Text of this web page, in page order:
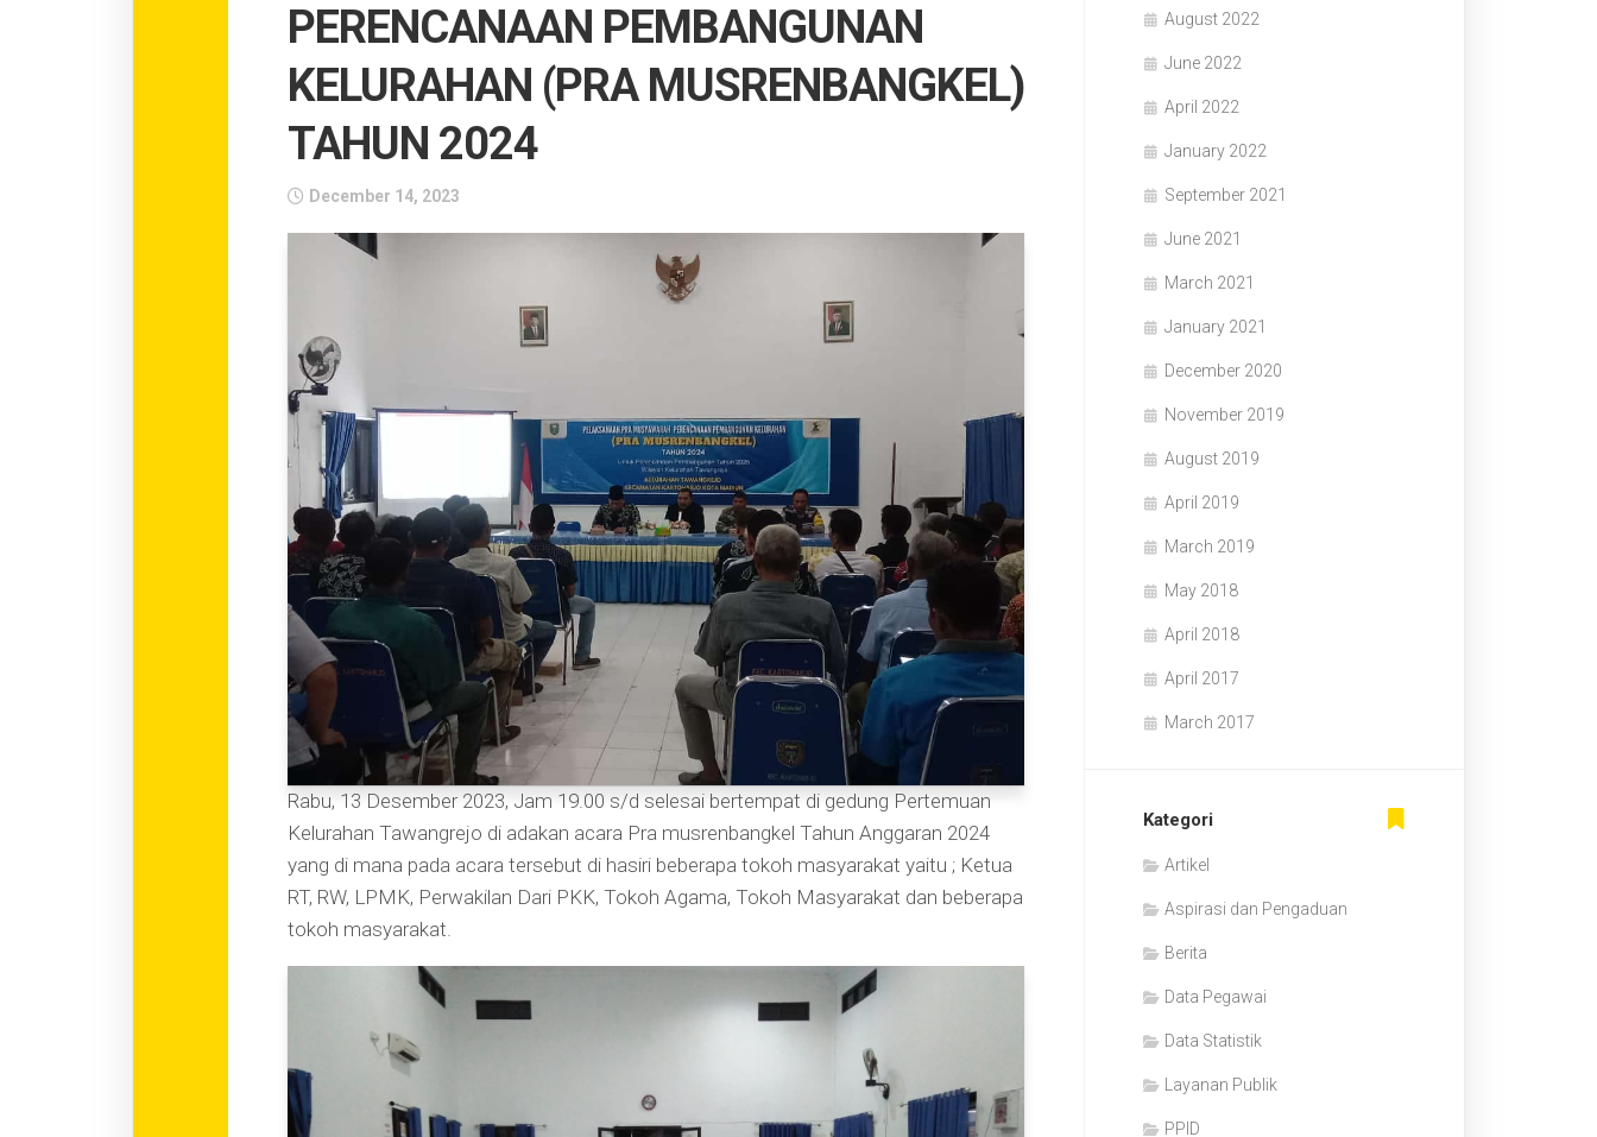
PERENCANAAN PEMBANGUNAN
KELURAHAN (PRA MUSRENBANGKEL)
TAHUN 2024
December 14, 2023
Rabu, 13 Desember 2023, Jam 19.00 s/d selesai bertempat di gedung Pertemuan
Kelurahan Tawangrejo di adakan acara Pra musrenbangkel Tahun Anggaran 2024
yang di mana pada acara tersebut di hasiri beberapa tokoh masyarakat yaitu ; Ketua
RT, RW, LPMK, Perwakilan Dari PKK, Tokoh Agama, Tokoh Masyarakat dan beberapa
tokoh masyarakat.
August 2022
June 2022
April 2022
January 2022
September 2021
June 2021
March 2021
January 2021
December 2020
November 2019
August 2019
April 2019
March 2019
May 2018
April 2018
April 2017
March 2017
Kategori
Artikel
Aspirasi dan Pengaduan
Berita
Data Pegawai
Data Statistik
Layanan Publik
PPID